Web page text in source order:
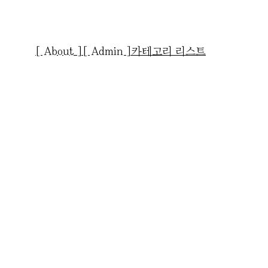
[ About ] [ Admin ] 카테고리 리스트